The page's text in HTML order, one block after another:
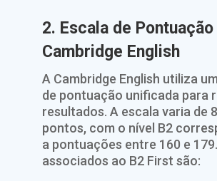
2. Escala de Pontuação
Cambridge English
A Cambridge English utiliza
de pontuação unificada para
resultados. A escala varia de
pontos, com o nível B2
a pontuações entre 160 e
associados ao B2 First são: